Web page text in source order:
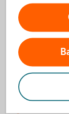
Så handlar du
Prospekt
Har du